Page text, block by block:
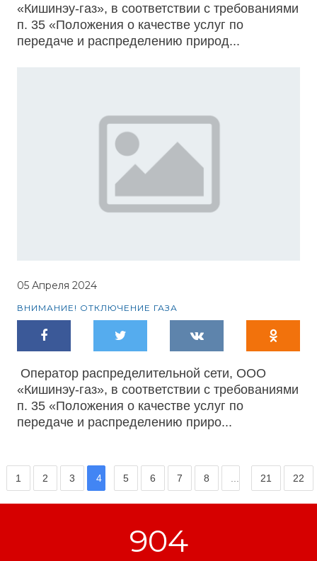
«Кишинэу-газ», в соответствии с требованиями
п. 35 «Положения о качестве услуг по
передаче и распределению природ...
05 Апреля 2024
ВНИМАНИЕ! ОТКЛЮЧЕНИЕ ГАЗА
Оператор распределительной сети, ООО
«Кишинэу-газ», в соответствии с требованиями
п. 35 «Положения о качестве услуг по
передаче и распределению приро...
1 2 3 4 5 6 7 8 ... 21 22
904